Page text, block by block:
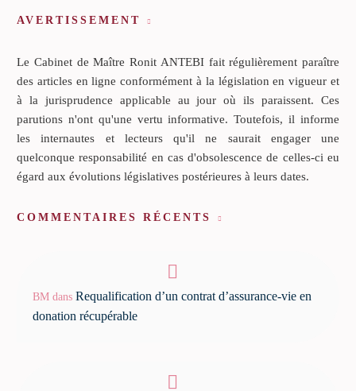
AVERTISSEMENT
Le Cabinet de Maître Ronit ANTEBI fait régulièrement paraître
des articles en ligne conformément à la législation en vigueur et
à la jurisprudence applicable au jour où ils paraissent. Ces
parutions n'ont qu'une vertu informative. Toutefois, il informe
les internautes et lecteurs qu'il ne saurait engager une
quelconque responsabilité en cas d'obsolescence de celles-ci eu
égard aux évolutions législatives postérieures à leurs dates.
COMMENTAIRES RÉCENTS
BM dans Requalification d’un contrat d’assurance-vie en
donation récupérable